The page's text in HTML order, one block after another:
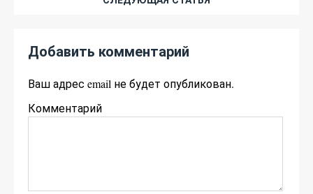
Добавить комментарий
Ваш адрес email не будет опубликован.
Комментарий